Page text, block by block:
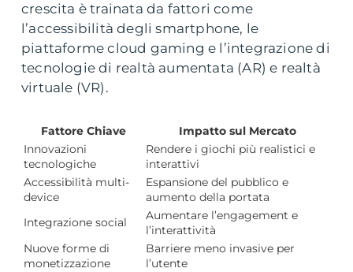
crescita è trainata da fattori come
l’accessibilità degli smartphone, le
piattaforme cloud gaming e l’integrazione di
tecnologie di realtà aumentata (AR) e realtà
virtuale (VR).
Fattore Chiave
Impatto sul Mercato
Innovazioni
tecnologiche
Rendere i giochi più realistici e
interattivi
Accessibilità multi-
device
Espansione del pubblico e
aumento della portata
Integrazione social
Aumentare l’engagement e
l’interattività
Nuove forme di
monetizzazione
Barriere meno invasive per
l’utente